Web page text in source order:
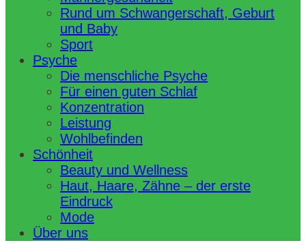
Rund um Schwangerschaft, Geburt
und Baby
Sport
Psyche
Die menschliche Psyche
Für einen guten Schlaf
Konzentration
Leistung
Wohlbefinden
Schönheit
Beauty und Wellness
Haut, Haare, Zähne – der erste
Eindruck
Mode
Über uns